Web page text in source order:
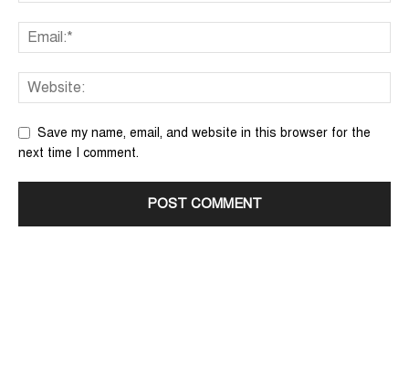
Save my name, email, and website in this browser for the
next time I comment.